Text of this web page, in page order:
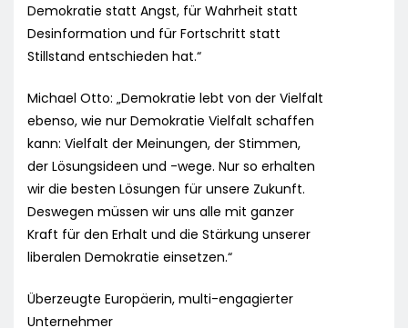
Demokratie statt Angst, für Wahrheit statt
Desinformation und für Fortschritt statt
Stillstand entschieden hat.“
Michael Otto: „Demokratie lebt von der Vielfalt
ebenso, wie nur Demokratie Vielfalt schaffen
kann: Vielfalt der Meinungen, der Stimmen,
der Lösungsideen und -wege. Nur so erhalten
wir die besten Lösungen für unsere Zukunft.
Deswegen müssen wir uns alle mit ganzer
Kraft für den Erhalt und die Stärkung unserer
liberalen Demokratie einsetzen.“
Überzeugte Europäerin, multi-engagierter
Unternehmer